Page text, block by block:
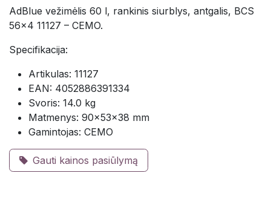
AdBlue vežimėlis 60 l, rankinis siurblys, antgalis, BCS
56x4 11127 – CEMO.
Specifikacija:
Artikulas: 11127
EAN: 4052886391334
Svoris: 14.0 kg
Matmenys: 90×53×38 mm
Gamintojas: CEMO
Gauti kainos pasiūlymą